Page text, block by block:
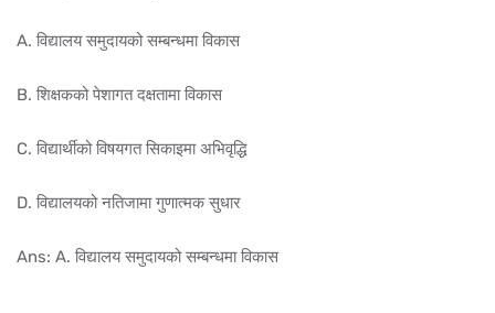
A. विद्यालय समुदायको सम्बन्धमा विकास
B. शिक्षकको पेशागत दक्षतामा विकास
C. विद्यार्थीको विषयगत सिकाइमा अभिवृद्धि
D. विद्यालयको नतिजामा गुणात्मक सुधार
Ans: A. विद्यालय समुदायको सम्बन्धमा विकास